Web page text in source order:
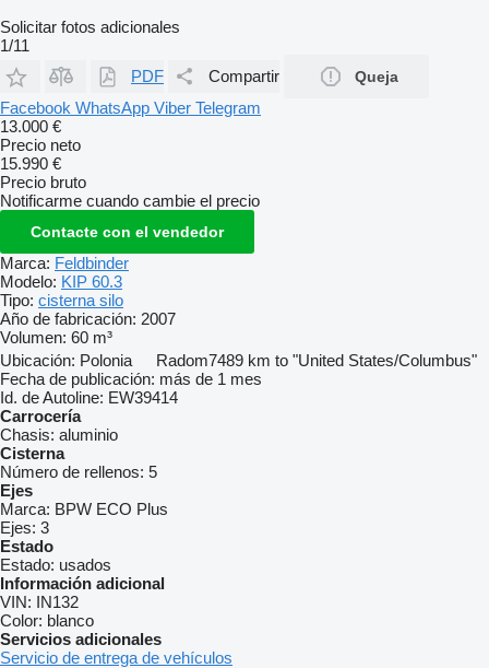
Solicitar fotos adicionales
1/11
PDF
Compartir Queja
Facebook WhatsApp Viber Telegram
13.000 €
Precio neto
15.990 €
Precio bruto
Notificarme cuando cambie el precio
Contacte con el vendedor
Marca: Feldbinder
Modelo: KIP 60.3
Tipo: cisterna silo
Año de fabricación: 2007
Volumen: 60 m³
Ubicación: Polonia Radom7489 km to "United States/Columbus"
Fecha de publicación: más de 1 mes
Id. de Autoline: EW39414
Carrocería
Chasis: aluminio
Cisterna
Número de rellenos: 5
Ejes
Marca: BPW ECO Plus
Ejes: 3
Estado
Estado: usados
Información adicional
VIN: IN132
Color: blanco
Servicios adicionales
Servicio de entrega de vehículos